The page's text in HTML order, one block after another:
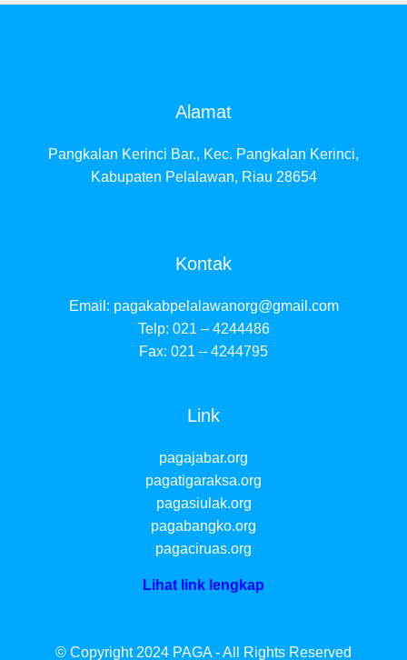
Alamat
Pangkalan Kerinci Bar., Kec. Pangkalan Kerinci,
Kabupaten Pelalawan, Riau 28654
Kontak
Email: pagakabpelalawanorg@gmail.com
Telp: 021 – 4244486
Fax: 021 – 4244795
Link
pagajabar.org
pagatigaraksa.org
pagasiulak.org
pagabangko.org
pagaciruas.org
Lihat link lengkap
© Copyright 2024 PAGA - All Rights Reserved